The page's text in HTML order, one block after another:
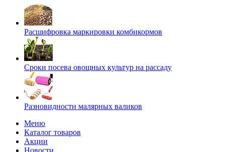
Расшифровка маркировки комбикормов
Сроки посева овощных культур на рассаду
Разновидности малярных валиков
Меню
Каталог товаров
Акции
Новости